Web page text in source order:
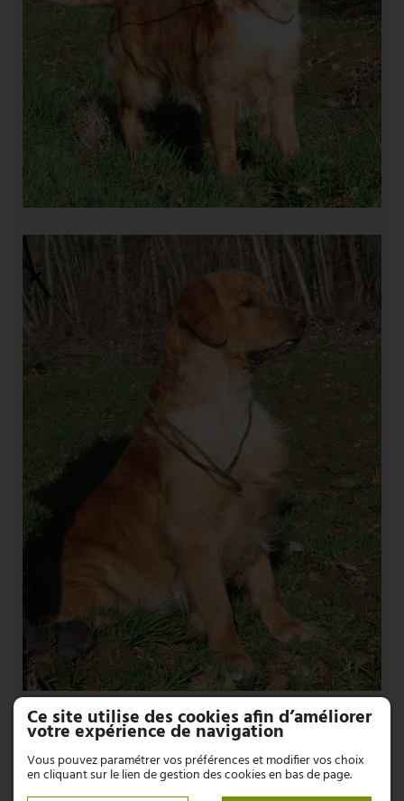
Ce site utilise des cookies afin d’améliorer
votre expérience de navigation
Vous pouvez paramétrer vos préférences et modifier vos choix
en cliquant sur le lien de gestion des cookies en bas de page.